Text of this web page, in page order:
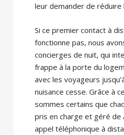
leur demander de réduire
Si ce premier contact à
fonctionne pas, nous
concierges de nuit, qui
frappe à la porte du
avec les voyageurs
nuisance cesse. Grâce à
sommes certains que
pris en charge et géré de
appel téléphonique à